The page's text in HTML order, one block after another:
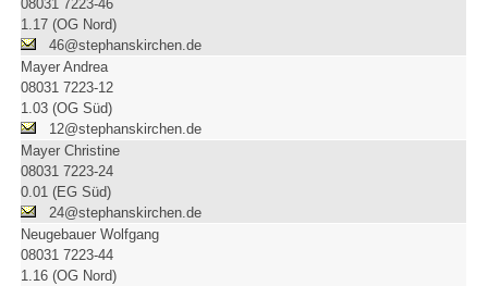
08031 7223-46
1.17 (OG Nord)
46@stephanskirchen.de
Mayer Andrea
08031 7223-12
1.03 (OG Süd)
12@stephanskirchen.de
Mayer Christine
08031 7223-24
0.01 (EG Süd)
24@stephanskirchen.de
Neugebauer Wolfgang
08031 7223-44
1.16 (OG Nord)